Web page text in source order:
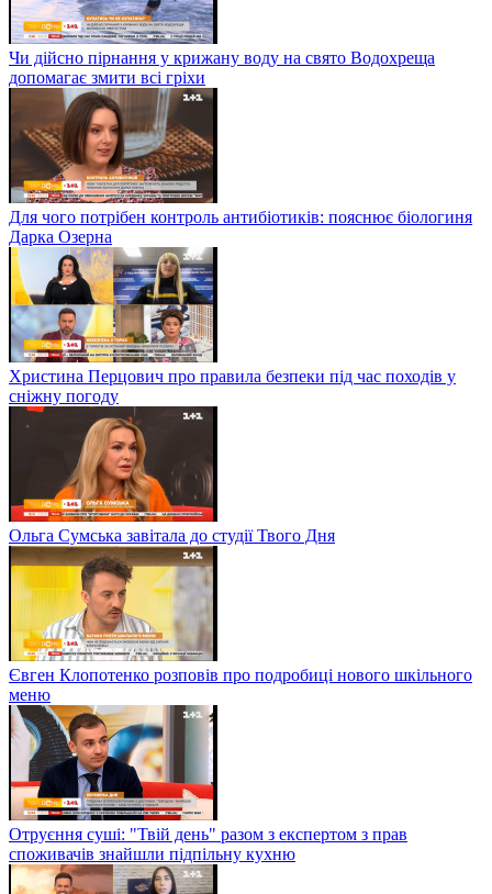
Чи дійсно пірнання у крижану воду на свято Водохреща
допомагає змити всі гріхи
Для чого потрібен контроль антибіотиків: пояснює біологиня
Дарка Озерна
Христина Перцович про правила безпеки під час походів у
сніжну погоду
Ольга Сумська завітала до студії Твого Дня
Євген Клопотенко розповів про подробиці нового шкільного
меню
Отруєння суші: "Твій день" разом з експертом з прав
споживачів знайшли підпільну кухню